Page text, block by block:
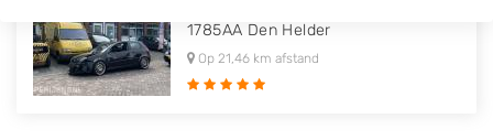
1785AA Den Helder
Op 21,46 km afstand